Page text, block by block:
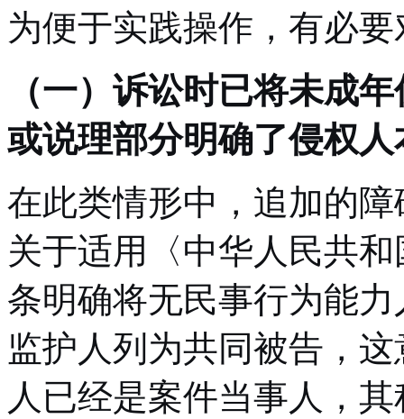
为便于实践操作，有必
（一）诉讼时已将未成
或说理部分明确了侵权
在此类情形中，追加的
关于适用〈中华人民共
条明确将无民事行为能
监护人列为共同被告，
人已经是案件当事人，